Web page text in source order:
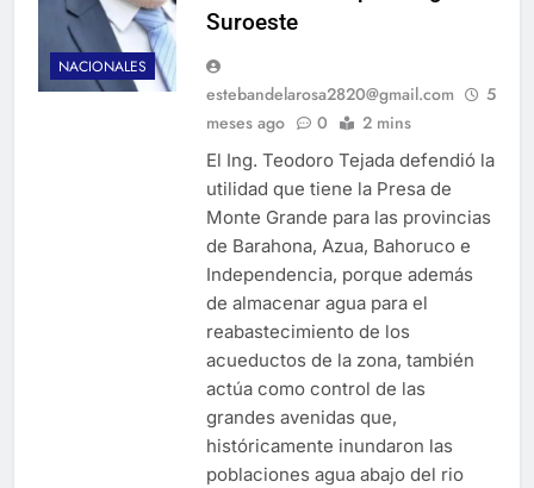
NACIONALES
Suroeste
estebandelarosa2820@gmail.com
5
meses ago
0 2 mins
El Ing. Teodoro Tejada defendió la
utilidad que tiene la Presa de
Monte Grande para las provincias
de Barahona, Azua, Bahoruco e
Independencia, porque además
de almacenar agua para el
reabastecimiento de los
acueductos de la zona, también
actúa como control de las
grandes avenidas que,
históricamente inundaron las
poblaciones agua abajo del rio